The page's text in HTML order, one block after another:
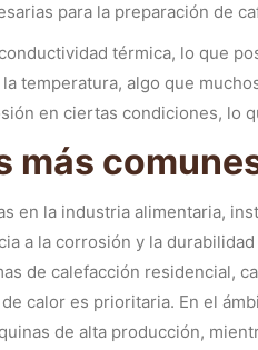
para la preparación de
térmica, lo que
temperatura, algo que
en ciertas condiciones, lo
más
en la industria alimentaria,
a la corrosión y la
de calefacción residencial,
calor es prioritaria. En el
de alta producción,